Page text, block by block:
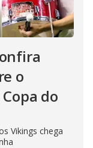
o
do
Vikings chega